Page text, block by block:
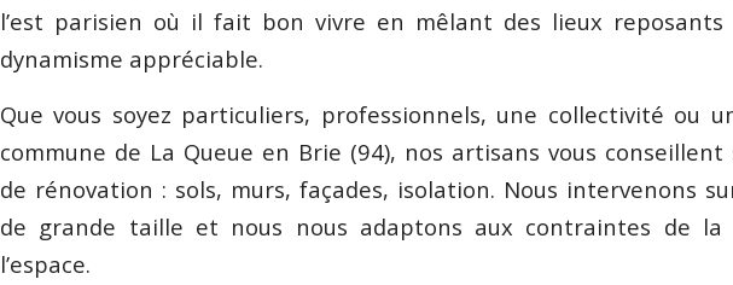
l’est parisien où il fait bon vivre en mêlant des lieux reposants
dynamisme appréciable.
Que vous soyez particuliers, professionnels, une collectivité ou
commune de La Queue en Brie (94), nos artisans vous
de rénovation : sols, murs, façades, isolation. Nous intervenons
de grande taille et nous nous adaptons aux contraintes de la
l’espace.